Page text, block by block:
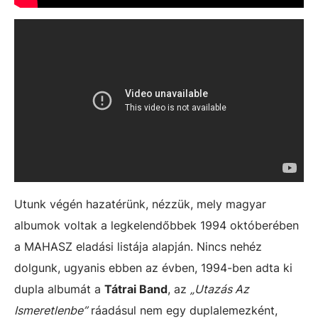
Utunk végén hazatérünk, nézzük, mely magyar
albumok voltak a legkelendőbbek 1994 októberében
a MAHASZ eladási listája alapján. Nincs nehéz
dolgunk, ugyanis ebben az évben, 1994-ben adta ki
dupla albumát a Tátrai Band, az „Utazás Az
Ismeretlenbe”ráadásul nem egy duplalemezként,